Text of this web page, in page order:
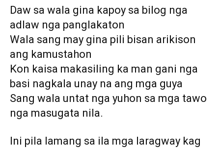
Daw sa wala gina kapoy sa bilog nga
adlaw nga panglakaton
Wala sang may gina pili bisan arikison
ang kamustahon
Kon kaisa makasiling ka man gani nga
basi nagkala unay na ang mga guya
Sang wala untat nga yuhon sa mga tawo
nga masugata nila.
Ini pila lamang sa ila mga laragway kag